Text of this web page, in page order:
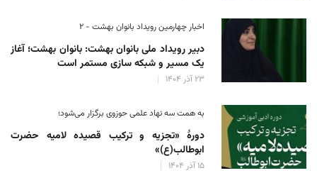
اخبار چهارمین رویداد بانوان بهشت - ۲
دبیر رویداد ملی بانوان بهشت: بانوان بهشت؛ آغاز
یک مسیر و شبکه سازی مستمر است
۲۳ آذر ۱۴۰۴
به همت سه نهاد علمی حوزوی برگزار می‌شود؛
دورهٔ «تجزیه و ترکیب قصیده لامیه حضرت
ابوطالب(ع)»
۱۵ آذر ۱۴۰۴